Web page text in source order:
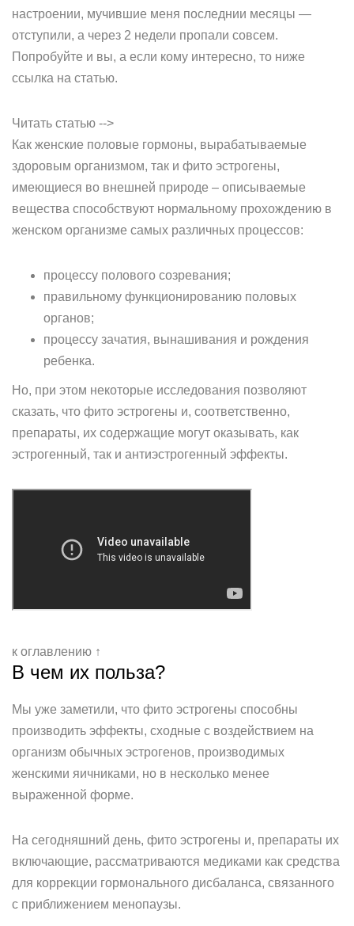
настроении, мучившие меня последнии месяцы —
отступили, а через 2 недели пропали совсем.
Попробуйте и вы, а если кому интересно, то ниже
ссылка на статью.
Читать статью -->
Как женские половые гормоны, вырабатываемые
здоровым организмом, так и фито эстрогены,
имеющиеся во внешней природе – описываемые
вещества способствуют нормальному прохождению в
женском организме самых различных процессов:
процессу полового созревания;
правильному функционированию половых
органов;
процессу зачатия, вынашивания и рождения
ребенка.
Но, при этом некоторые исследования позволяют
сказать, что фито эстрогены и, соответственно,
препараты, их содержащие могут оказывать, как
эстрогенный, так и антиэстрогенный эффекты.
к оглавлению ↑
В чем их польза?
Мы уже заметили, что фито эстрогены способны
производить эффекты, сходные с воздействием на
организм обычных эстрогенов, производимых
женскими яичниками, но в несколько менее
выраженной форме.
На сегодняшний день, фито эстрогены и, препараты их
включающие, рассматриваются медиками как средства
для коррекции гормонального дисбаланса, связанного
с приближением менопаузы.